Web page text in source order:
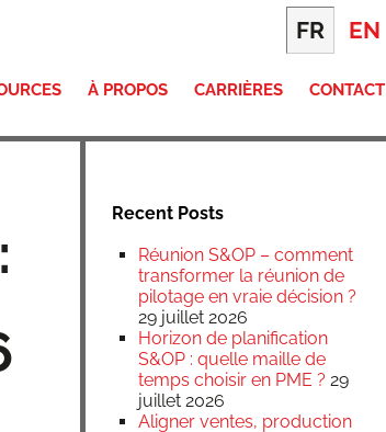
FR EN
À PROPOS CARRIÈRES CONTACT
Recent Posts
Réunion S&OP – comment
transformer la réunion de
pilotage en vraie décision ?
29 juillet 2026
Horizon de planification
S&OP : quelle maille de
temps choisir en PME ? 29
juillet 2026
Aligner ventes, production